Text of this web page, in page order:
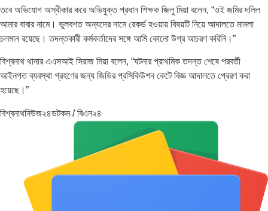
তবে অভিযোগ অস্বীকার করে অভিযুক্ত প্রধান শিক্ষক জিলু মিয়া বলেন, “ওই জমির দলিল
আমার বাবার নামে। ভুলবশত অন্যদের নামে রেকর্ড হওয়ায় বিষয়টি নিয়ে আদালতে মামলা
চলমান রয়েছে। তদন্তকারী কর্মকর্তাদের সঙ্গে আমি কোনো উগ্র আচরণ করিনি।”
বিশ্বনাথ থানার এএসআই সিরাজ মিয়া বলেন, “ঘটনার প্রাথমিক তদন্ত শেষে পরবর্তী
আইনগত ব্যবস্থা গ্রহণের জন্য জিডির প্রসিকিউশন কেটে বিজ্ঞ আদালতে প্রেরণ করা
হয়েছে।”
বিশ্বনাথনিউজ২৪ডটকম / বিএন২৪